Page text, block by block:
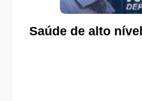
Saúde de alto